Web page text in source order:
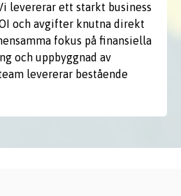
levererar ett starkt business
och avgifter knutna direkt
fokus på finansiella
och uppbyggnad av
levererar bestående